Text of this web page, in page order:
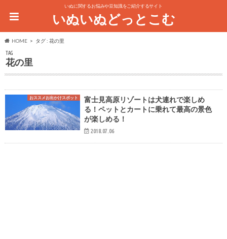
いぬに関するお悩みや豆知識をご紹介するサイト
いぬいぬどっとこむ
HOME タグ : 花の里
TAG
花の里
おススメお出かけスポット
富士見高原リゾートは犬連れで楽しめ
る！ペットとカートに乗れて最高の景色
が楽しめる！
2018.07.06